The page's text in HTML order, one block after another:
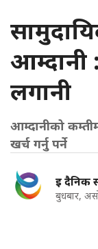
आम्दानी
लगानी
आम्दानीको
खर्च गर्नु पर्ने
इ दैनिक
बुधबार,